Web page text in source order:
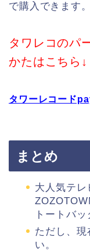
で購入できます。
タワレコのパ
かたはこちら↓
タワーレコード
まとめ
大人気テ
トートバ
ただし、
い。